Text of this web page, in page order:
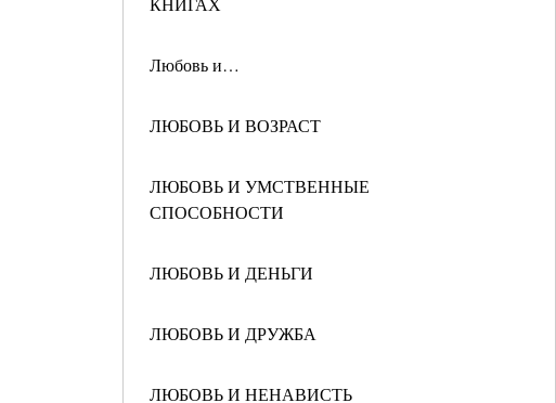
Любовь и…
ЛЮБОВЬ И ВОЗРАСТ
ЛЮБОВЬ И УМСТВЕННЫЕ
СПОСОБНОСТИ
ЛЮБОВЬ И ДЕНЬГИ
ЛЮБОВЬ И ДРУЖБА
ЛЮБОВЬ И НЕНАВИСТЬ